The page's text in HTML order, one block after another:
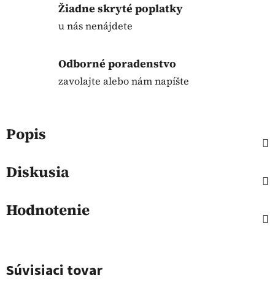
Žiadne skryté poplatky
u nás nenájdete
Odborné poradenstvo
zavolajte alebo nám napíšte
Popis
Diskusia
Hodnotenie
Súvisiaci tovar